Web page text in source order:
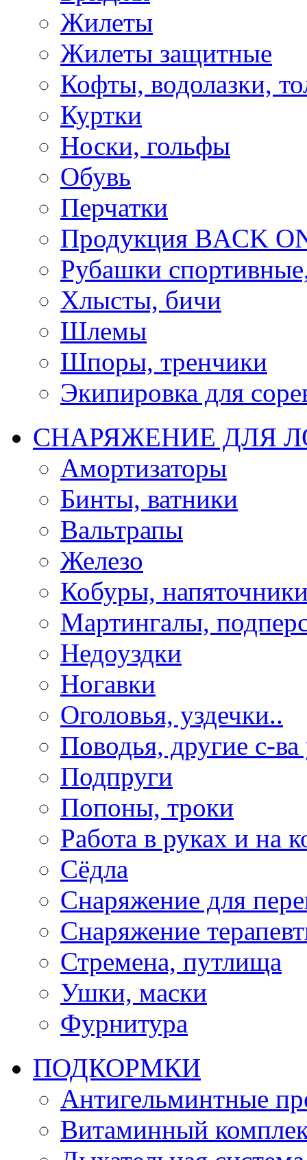
Жилеты
Жилеты защитные
Кофты, водолазки,
Куртки
Носки, гольфы
Обувь
Перчатки
Продукция BACK
Рубашки
Хлысты, бичи
Шлемы
Шпоры, тренчики
Экипировка для
СНАРЯЖЕНИЕ ДЛЯ
Амортизаторы
Бинты, ватники
Вальтрапы
Железо
Кобуры,
Мартингалы,
Недоуздки
Ногавки
Оголовья, уздечки..
Поводья, другие с-
Подпруги
Попоны, троки
Работа в руках и на
Сёдла
Снаряжение для
Снаряжение
Стремена, путлища
Ушки, маски
Фурнитура
ПОДКОРМКИ
Антигельминтные
Витаминный